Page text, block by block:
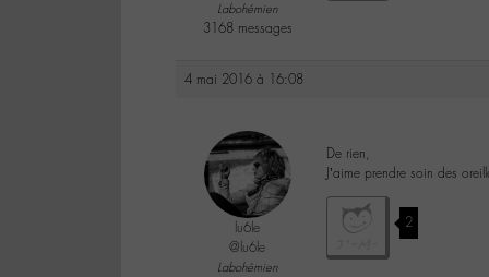
Labohémien
3168 messages
4 mai 2016 à 16:08
lu6le
@lu6le
Labohémien
De rien,
J’aime prendre soin des
2